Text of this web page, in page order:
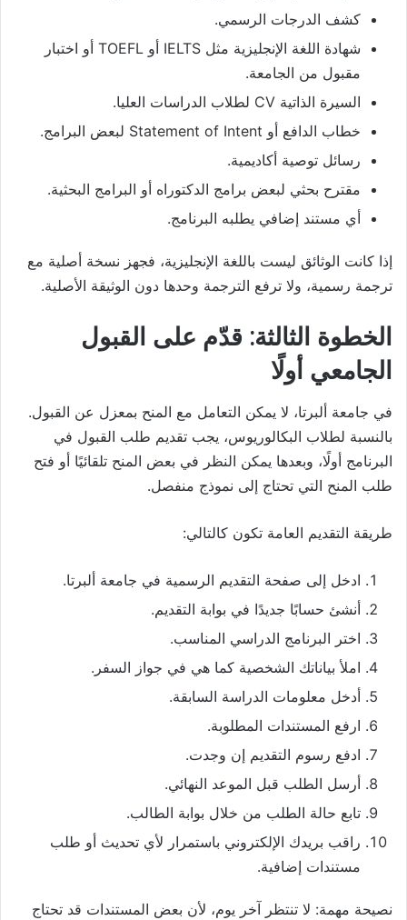
كشف الدرجات الرسمي.
شهادة اللغة الإنجليزية مثل IELTS أو TOEFL أو اختبار
مقبول من الجامعة.
السيرة الذاتية CV لطلاب الدراسات العليا.
خطاب الدافع أو Statement of Intent لبعض البرامج.
رسائل توصية أكاديمية.
مقترح بحثي لبعض برامج الدكتوراه أو البرامج البحثية.
أي مستند إضافي يطلبه البرنامج.
إذا كانت الوثائق ليست باللغة الإنجليزية، فجهز نسخة أصلية مع
ترجمة رسمية، ولا ترفع الترجمة وحدها دون الوثيقة الأصلية.
الخطوة الثالثة: قدّم على القبول
الجامعي أولًا
في جامعة ألبرتا، لا يمكن التعامل مع المنح بمعزل عن القبول.
بالنسبة لطلاب البكالوريوس، يجب تقديم طلب القبول في
البرنامج أولًا، وبعدها يمكن النظر في بعض المنح تلقائيًا أو فتح
طلب المنح التي تحتاج إلى نموذج منفصل.
طريقة التقديم العامة تكون كالتالي:
ادخل إلى صفحة التقديم الرسمية في جامعة ألبرتا.
أنشئ حسابًا جديدًا في بوابة التقديم.
اختر البرنامج الدراسي المناسب.
املأ بياناتك الشخصية كما هي في جواز السفر.
أدخل معلومات الدراسة السابقة.
ارفع المستندات المطلوبة.
ادفع رسوم التقديم إن وجدت.
أرسل الطلب قبل الموعد النهائي.
تابع حالة الطلب من خلال بوابة الطالب.
راقب بريدك الإلكتروني باستمرار لأي تحديث أو طلب
مستندات إضافية.
نصيحة مهمة: لا تنتظر آخر يوم، لأن بعض المستندات قد تحتاج